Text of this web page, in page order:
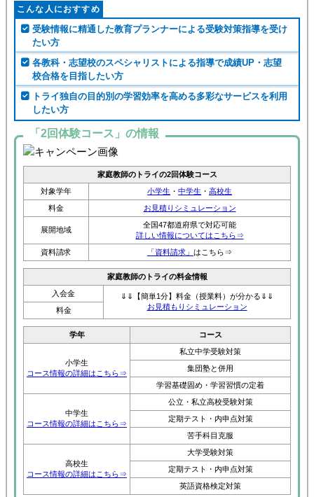
こんな人におすすめ
受験情報に精通した教育プランナーによる受験対策指導を受け
たい方
各教科・志望校のスペシャリストによる指導で成績UP・志望
校合格を目指したい方
トライ独自の目的別の学習効率を高める多彩なサービスを利用
したい方
「2回体験コース」の情報
家庭教師のトライの2回体験コース
対象学年
小学生 ・ 中学生 ・ 高校生
料金
お見積りシミュレーション
展開地域
全国47都道府県で対応可能
詳しい情報についてはこちら⇒
資料請求
「資料請求」 はこちら⇒
家庭教師のトライの料金情報
入会金
⇓⇓【簡単1分】料金（授業料）が分かる⇓⇓
お見積もりシミュレーション
料金
学年 コース
小学生
コース情報の詳細はこちら⇒
私立中学受験対策
集団塾と併用
学習基礎固め・学習習慣の定着
中学生
コース情報の詳細はこちら⇒
公立・私立高校受験対策
定期テスト・内申点対策
苦手科目克服
高校生
コース情報の詳細はこちら⇒
大学受験対策
定期テスト・内申点対策
英語資格検定対策